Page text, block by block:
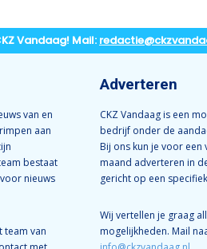
Vandaag! Mail:
van en
aan
bestaat
nieuws
team van
Adverteren
CKZ Vandaag is een
bedrijf onder de
Bij ons kun je voor
maand adverteren in
gericht op een
Wij vertellen je graag
mogelijkheden. Mail